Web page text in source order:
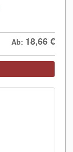
Ab: 18,66€